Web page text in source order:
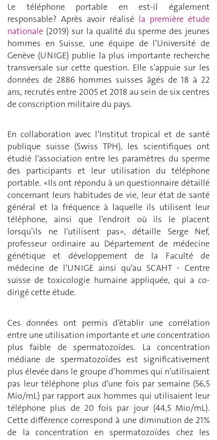
Le téléphone portable en est-il également
responsable? Après avoir réalisé la première étude
nationale (2019) sur la qualité du sperme des jeunes
hommes en Suisse, une équipe de l’Université de
Genève (UNIGE) publie la plus importante recherche
transversale sur cette question. Elle s’appuie sur les
données de 2886 hommes suisses âgés de 18 à 22
ans, recrutés entre 2005 et 2018 au sein de six centres
de conscription militaire du pays.
En collaboration avec l’Institut tropical et de santé
publique suisse (Swiss TPH), les scientifiques ont
étudié l’association entre les paramètres du sperme
des participants et leur utilisation du téléphone
portable. «Ils ont répondu à un questionnaire détaillé
concernant leurs habitudes de vie, leur état de santé
général et la fréquence à laquelle ils utilisent leur
téléphone, ainsi que l’endroit où ils le placent
lorsqu’ils ne l’utilisent pas», détaille Serge Nef,
professeur ordinaire au Département de médecine
génétique et développement de la Faculté de
médecine de l’UNIGE ainsi qu’au SCAHT - Centre
suisse de toxicologie humaine appliquée, qui a co-
dirigé cette étude.
Ces données ont permis d’établir une corrélation
entre une utilisation importante et une concentration
plus faible de spermatozoïdes. La concentration
médiane de spermatozoïdes est significativement
plus élevée dans le groupe d’hommes qui n’utilisaient
pas leur téléphone plus d’une fois par semaine (56,5
Mio/mL) par rapport aux hommes qui utilisaient leur
téléphone plus de 20 fois par jour (44,5 Mio/mL).
Cette différence correspond à une diminution de 21%
de la concentration en spermatozoïdes chez les